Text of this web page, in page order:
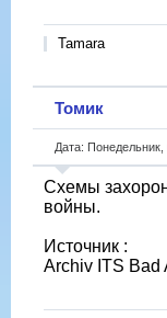
Tamara
Томик
Дата:
Схемы
войны.
Источник :
Archiv ITS Bad